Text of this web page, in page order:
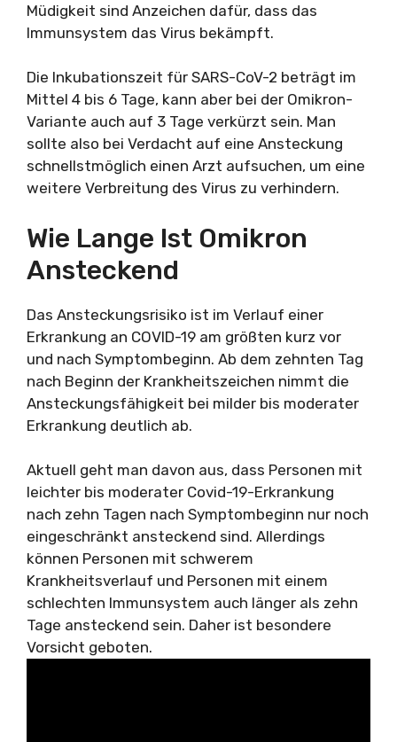
Müdigkeit sind Anzeichen dafür, dass das
Immunsystem das Virus bekämpft.
Die Inkubationszeit für SARS-CoV-2 beträgt im
Mittel 4 bis 6 Tage, kann aber bei der Omikron-
Variante auch auf 3 Tage verkürzt sein. Man
sollte also bei Verdacht auf eine Ansteckung
schnellstmöglich einen Arzt aufsuchen, um eine
weitere Verbreitung des Virus zu verhindern.
Wie Lange Ist Omikron
Ansteckend
Das Ansteckungsrisiko ist im Verlauf einer
Erkrankung an COVID-19 am größten kurz vor
und nach Symptombeginn. Ab dem zehnten Tag
nach Beginn der Krankheitszeichen nimmt die
Ansteckungsfähigkeit bei milder bis moderater
Erkrankung deutlich ab.
Aktuell geht man davon aus, dass Personen mit
leichter bis moderater Covid-19-Erkrankung
nach zehn Tagen nach Symptombeginn nur noch
eingeschränkt ansteckend sind. Allerdings
können Personen mit schwerem
Krankheitsverlauf und Personen mit einem
schlechten Immunsystem auch länger als zehn
Tage ansteckend sein. Daher ist besondere
Vorsicht geboten.